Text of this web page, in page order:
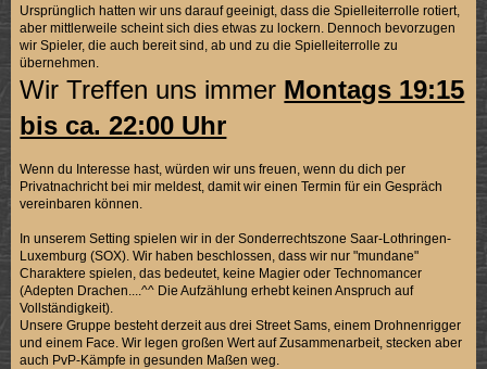
Ursprünglich hatten wir uns darauf geeinigt, dass die Spielleiterrolle rotiert,
aber mittlerweile scheint sich dies etwas zu lockern. Dennoch bevorzugen
wir Spieler, die auch bereit sind, ab und zu die Spielleiterrolle zu
übernehmen.
Wir Treffen uns immer Montags 19:15
bis ca. 22:00 Uhr
Wenn du Interesse hast, würden wir uns freuen, wenn du dich per
Privatnachricht bei mir meldest, damit wir einen Termin für ein Gespräch
vereinbaren können.
In unserem Setting spielen wir in der Sonderrechtszone Saar-Lothringen-
Luxemburg (SOX). Wir haben beschlossen, dass wir nur "mundane"
Charaktere spielen, das bedeutet, keine Magier oder Technomancer
(Adepten Drachen....^^ Die Aufzählung erhebt keinen Anspruch auf
Vollständigkeit).
Unsere Gruppe besteht derzeit aus drei Street Sams, einem Drohnenrigger
und einem Face. Wir legen großen Wert auf Zusammenarbeit, stecken aber
auch PvP-Kämpfe in gesunden Maßen weg.